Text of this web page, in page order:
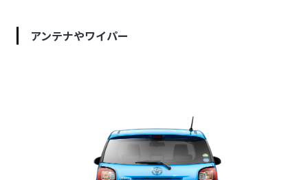
アンテナやワイパー